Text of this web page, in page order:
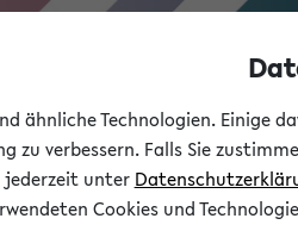
Studium
ähnliche Technologien.
zu verbessern. Falls Sie
jederzeit unter
Cookies und